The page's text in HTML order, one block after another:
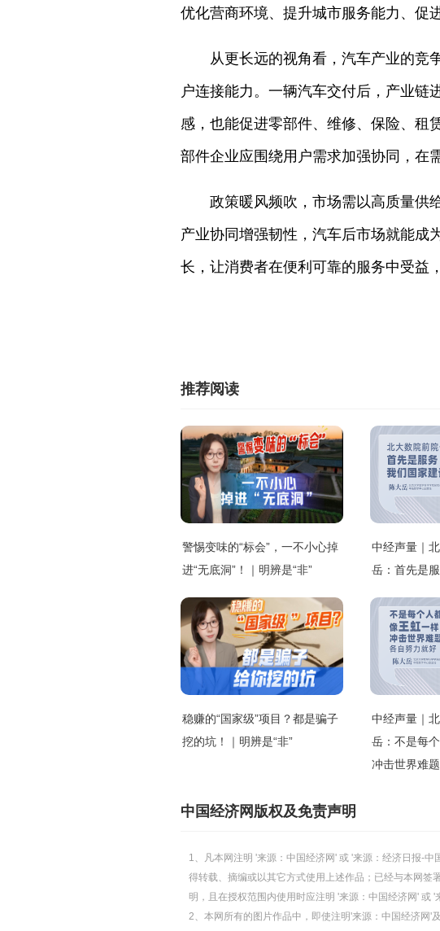
优化营商环境、提升城市服务能力、促
从更长远的视角看，汽车产业的竞
户连接能力。一辆汽车交付后，产业链
感，也能促进零部件、维修、保险、租
部件企业应围绕用户需求加强协同，在
政策暖风频吹，市场需以高质量供
产业协同增强韧性，汽车后市场就能成
长，让消费者在便利可靠的服务中受益
推荐阅读
警惕变味的“标会”，一不小心掉
进“无底洞”！｜明辨是“非”
中经声量｜
岳：首先是
稳赚的“国家级”项目？都是骗子
挖的坑！｜明辨是“非”
中经声量｜
岳：不是每
冲击世界难
中国经济网版权及免责声明
1、凡本网注明 '来源：中国经济网' 或 '来源：经济日报-
得转载、摘编或以其它方式使用上述作品；已经与本网签
明，且在授权范围内使用时应注明 '来源：中国经济网' 或
2、本网所有的图片作品中，即使注明'来源：中国经济网'